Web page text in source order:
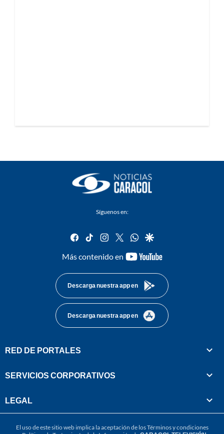
Síguenos en:
facebook
tiktok instagram
twitterwhatsapp
google
Más contenido en
youtube-
Descarga nuestra app en
Descarga nuestra app en
RED DE PORTALES
SERVICIOS CORPORATIVOS
LEGAL
El uso de este sitio web implica la aceptación de losTérminos y condiciones